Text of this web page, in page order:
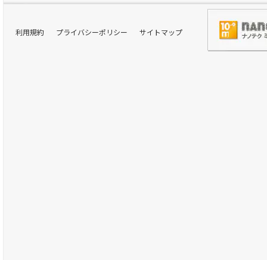
利用規約 プライバシーポリシー サイトマップ